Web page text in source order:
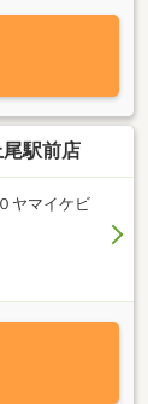
す。希望条件
調査し、要望
せて頂きま
ます。お気軽
駅前店
ヤマイケビ